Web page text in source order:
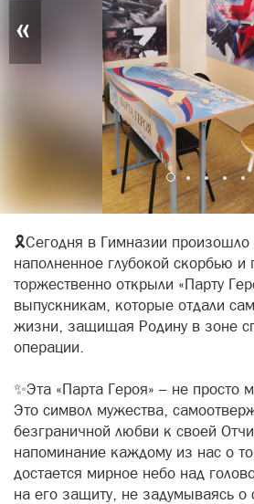
«
🎗Сегодня в Гимназии произошло
наполненное глубокой скорбью
торжественно открыли «Парту
выпускникам, которые отдали
жизни, защищая Родину в зоне
операции.
✨Эта «Парта Героя» – не просто
Это символ мужества,
безграничной любви к своей
напоминание каждому из нас о
достается мирное небо над
на его защиту, не задумываясь о